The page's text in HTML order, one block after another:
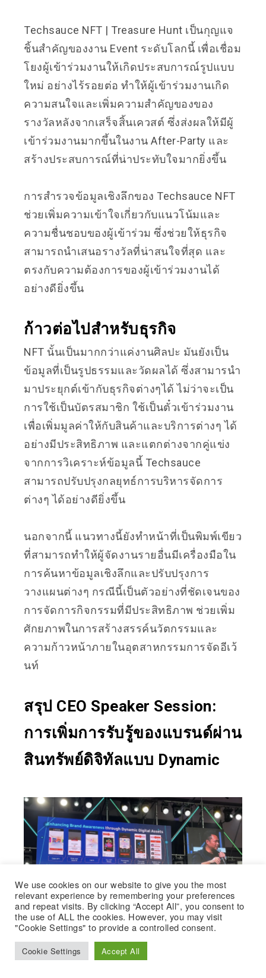
Techsauce NFT | Treasure Hunt เป็นกุญแจ
ชิ้นสำคัญของงาน Event ระดับโลกนี้ เพื่อเชื่อม
โยงผู้เข้าร่วมงานให้เกิดประสบการณ์รูปแบบ
ใหม่ อย่างไร้รอยต่อ ทำให้ผู้เข้าร่วมงานเกิด
ความสนใจและเพิ่มความสำคัญของของ
รางวัลหลังจากเสร็จสิ้นเควสต์ ซึ่งส่งผลให้มีผู้
เข้าร่วมงานมากขึ้นในงาน After-Party และ
สร้างประสบการณ์ที่น่าประทับใจมากยิ่งขึ้น
การสำรวจข้อมูลเชิงลึกของ Techsauce NFT
ช่วยเพิ่มความเข้าใจเกี่ยวกับแนวโน้มและ
ความชื่นชอบของผู้เข้าร่วม ซึ่งช่วยให้ธุรกิจ
สามารถนำเสนอรางวัลที่น่าสนใจที่สุด และ
ตรงกับความต้องการของผู้เข้าร่วมงานได้
อย่างดียิ่งขึ้น
ก้าวต่อไปสำหรับธุรกิจ
NFT นั้นเป็นมากกว่าแค่งานศิลปะ มันยังเป็น
ข้อมูลที่เป็นรูปธรรมและวัดผลได้ ซึ่งสามารนำ
มาประยุกต์เข้ากับธุรกิจต่างๆได้ ไม่ว่าจะเป็น
การใช้เป็นบัตรสมาชิก ใช้เป็นตั๋วเข้าร่วมงาน
เพื่อเพิ่มมูลค่าให้กับสินค้าและบริการต่างๆ ได้
อย่างมีประสิทธิภาพ และแตกต่างจากคู่แข่ง
จากการวิเคราะห์ข้อมูลนี้ Techsauce
สามารถปรับปรุงกลยุทธ์การบริหารจัดการ
ต่างๆ ได้อย่างดียิ่งขึ้น
นอกจากนี้ แนวทางนี้ยังทำหน้าที่เป็นพิมพ์เขียว
ที่สามารถทำให้ผู้จัดงานรายอื่นมีเครื่องมือใน
การค้นหาข้อมูลเชิงลึกและปรับปรุงการ
วางแผนต่างๆ กรณีนี้เป็นตัวอย่างที่ชัดเจนของ
การจัดการกิจกรรมที่มีประสิทธิภาพ ช่วยเพิ่ม
ศักยภาพในการสร้างสรรค์นวัตกรรมและ
ความก้าวหน้าภายในอุตสาหกรรมการจัดอีเว้
นท์
สรุป CEO Speaker Session:
การเพิ่มการรับรู้ของแบรนด์ผ่าน
สินทรัพย์ดิจิทัลแบบ Dynamic
We use cookies on our website to give you the most
relevant experience by remembering your preferences
and repeat visits. By clicking “Accept All”, you consent to
the use of ALL the cookies. However, you may visit
"Cookie Settings" to provide a controlled consent.
Cookie Settings Accept All